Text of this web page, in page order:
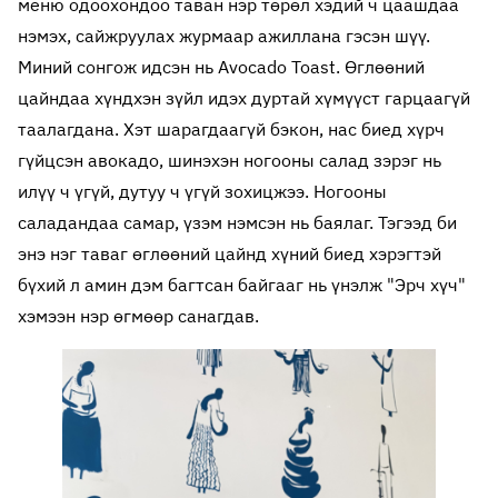
меню одоохондоо таван нэр төрөл хэдий ч цаашдаа
нэмэх, сайжруулах журмаар ажиллана гэсэн шүү.
Миний сонгож идсэн нь Avocado Toast. Өглөөний
цайндаа хүндхэн зүйл идэх дуртай хүмүүст гарцаагүй
таалагдана. Хэт шарагдаагүй бэкон, нас биед хүрч
гүйцсэн авокадо, шинэхэн ногооны салад зэрэг нь
илүү ч үгүй, дутуу ч үгүй зохицжээ. Ногооны
саладандаа самар, үзэм нэмсэн нь баялаг. Тэгээд би
энэ нэг таваг өглөөний цайнд хүний биед хэрэгтэй
бүхий л амин дэм багтсан байгааг нь үнэлж "Эрч хүч"
хэмээн нэр өгмөөр санагдав.